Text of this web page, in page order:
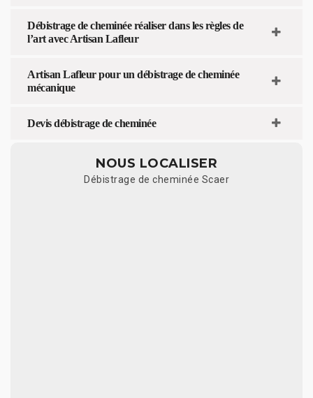
Débistrage de cheminée réaliser dans les règles de
l’art avec Artisan Lafleur
Artisan Lafleur pour un débistrage de cheminée
mécanique
Devis débistrage de cheminée
NOUS LOCALISER
Débistrage de cheminée Scaer